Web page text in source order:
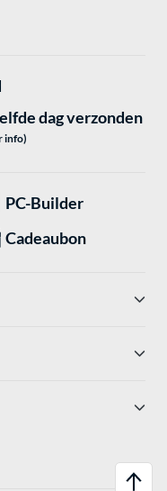
dag verzonden
info)
PC-Builder
Cadeaubon